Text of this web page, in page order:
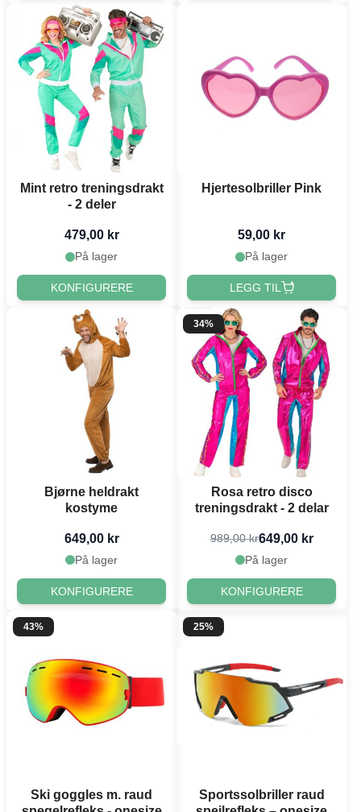
Mint retro treningsdrakt
- 2 deler
479,00 kr
På lager
KONFIGURERE
Hjertesolbriller Pink
59,00 kr
På lager
LEGG TIL
Bjørne heldrakt
kostyme
649,00 kr
På lager
KONFIGURERE
34%
Rosa retro disco
treningsdrakt - 2 delar
989,00 kr649,00 kr
På lager
KONFIGURERE
43%
Ski goggles m. raud
25%
Sportssolbriller raud